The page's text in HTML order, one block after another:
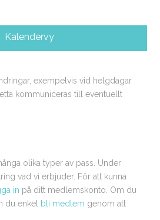
Kalendervy
exempelvis vid helgdagar
kommuniceras till eventuellt
olika typer av pass. Under
vad vi erbjuder. För att kunna
in på ditt medlemskonto. Om du
du enkel bli medlem genom att